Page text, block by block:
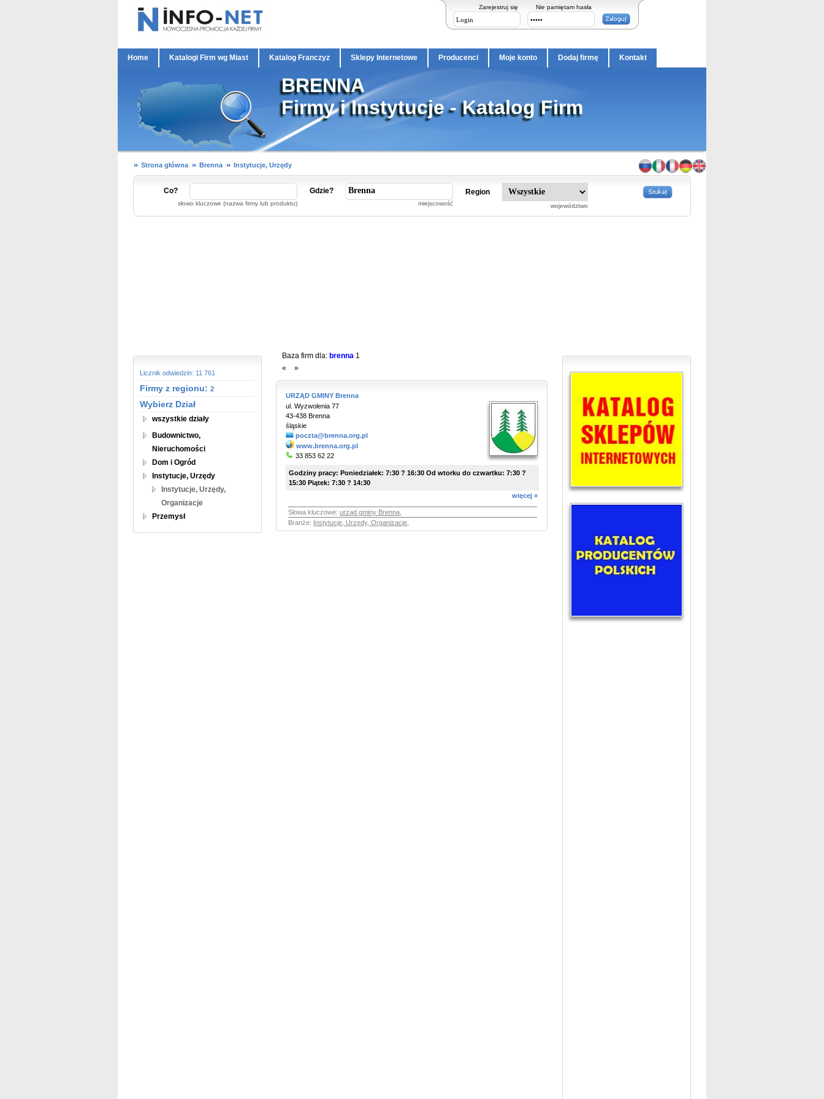
Zarejestruj się Nie pamiętam hasła
Home Katalogi Firm wg Miast Katalog Franczyz Sklepy Internetowe Producenci Moje konto Dodaj firmę Kontakt
BRENNA
Firmy i Instytucje - Katalog Firm
Strona główna Brenna Instytucje, Urzędy
Co?
słowo kluczowe (nazwa firmy lub produktu)
Gdzie?
miejscowość
Region
województwo
Licznik odwiedzin: 11 761
Firmy z regionu: 2
Wybierz Dział
wszystkie działy
Budownictwo,
Nieruchomości
Dom i Ogród
Instytucje, Urzędy
Instytucje, Urzędy,
Organizacje
Przemysł
Baza firm dla: brenna 1
«
»
URZĄD GMINY Brenna
ul. Wyzwolenia 77
43-438 Brenna
śląskie
poczta@brenna.org.pl
www.brenna.org.pl
33 853 62 22
Godziny pracy: Poniedziałek: 7:30 ? 16:30 Od wtorku do czwartku: 7:30 ?
15:30 Piątek: 7:30 ? 14:30
więcej »
Słowa kluczowe: urząd gminy Brenna
Branże: Instytucje, Urzędy, Organizacje